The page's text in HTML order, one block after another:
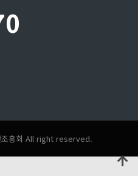
흥회 All right reserved.